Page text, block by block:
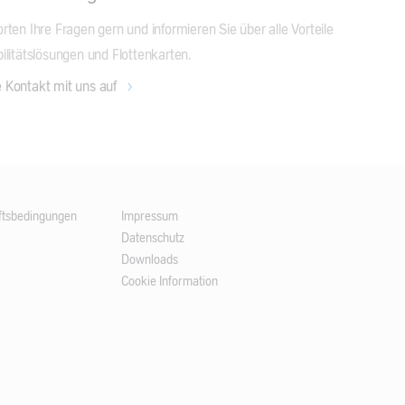
als Excel-, PDF- oder mehr als 20
Abteilung zuschneiden.
bildet die Kosten von
Wartungen, Steuern,
Ihre Fragen gern und informieren Sie über alle Vorteile
und Flottenkarten.
Kontakt mit uns auf
Impressum
Datenschutz
Downloads
Cookie Information